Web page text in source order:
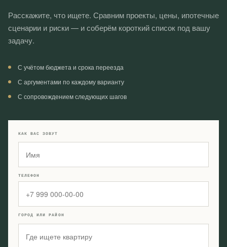
Расскажите, что ищете. Сравним проекты, цены, ипотечные
сценарии и риски — и соберём короткий список под вашу
задачу.
С учётом бюджета и срока переезда
С аргументами по каждому варианту
С сопровождением следующих шагов
КАК ВАС ЗОВУТ
ТЕЛЕФОН
ГОРОД ИЛИ РАЙОН